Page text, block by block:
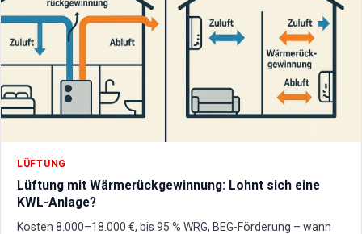
LÜFTUNG
Lüftung mit Wärmerückgewinnung: Lohnt sich eine
KWL-Anlage?
Kosten 8.000–18.000 €, bis 95 % WRG, BEG-Förderung – wann